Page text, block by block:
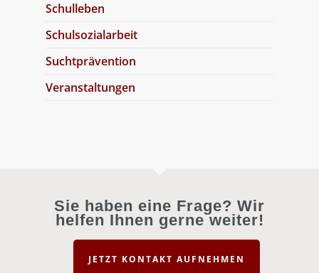
Schulleben
Schulsozialarbeit
Suchtprävention
Veranstaltungen
Sie haben eine Frage? Wir
helfen Ihnen gerne weiter!
JETZT KONTAKT AUFNEHMEN